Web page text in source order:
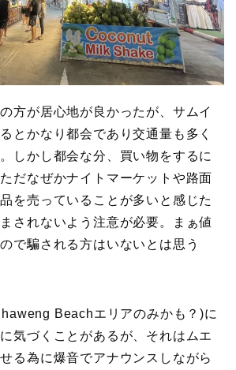
方が居心地が良かったが、サムイ
とかなり都会であり交通量も多く
しかし都会な分、買い物をするに
だなぜかナイトマーケットや路面
を売っていることが多いと感じた
されないよう注意が必要。まぁ値
で騙される方はいないとは思う
Beachエリアのみかも？)に
気づくことがあるが、それはムエ
る為に爆音でアナウンスしながら